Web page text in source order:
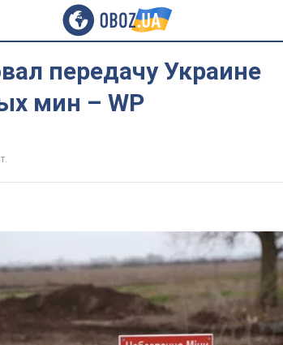
передачу Украине
мин – WP